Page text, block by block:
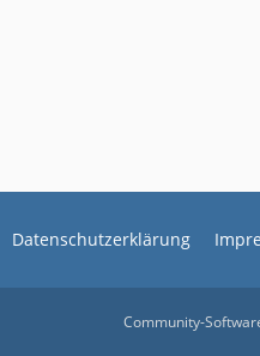
Datenschutzerklärung
Community-